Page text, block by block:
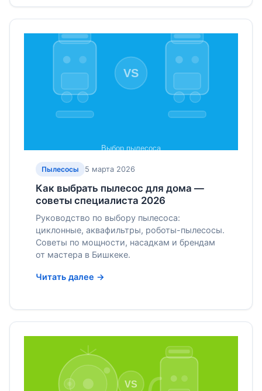
Пылесосы 5 марта 2026
Как выбрать пылесос для дома —
советы специалиста 2026
Руководство по выбору пылесоса:
циклонные, аквафильтры, роботы-пылесосы.
Советы по мощности, насадкам и брендам
от мастера в Бишкеке.
Читать далее →